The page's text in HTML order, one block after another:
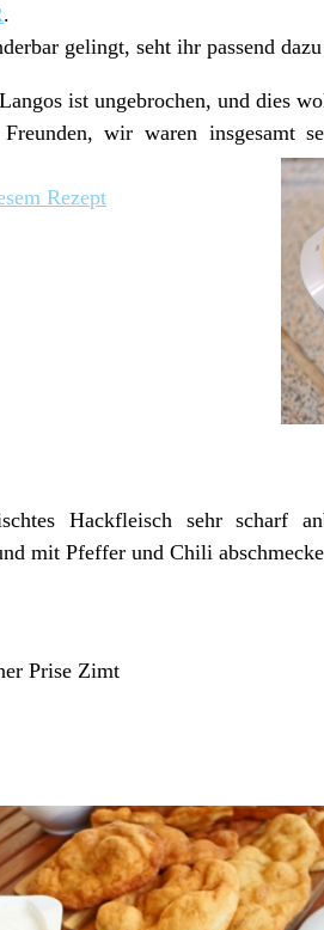
.
gelingt, seht ihr passend
ist ungebrochen, und dies
wir waren insgesamt
Rezept
Hackfleisch sehr scharf
mit Pfeffer und Chili
Prise Zimt